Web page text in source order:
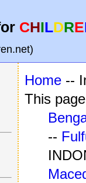
CHILDRE
Home --
This
--